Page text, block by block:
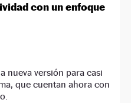
con un enfoque
nueva versión para casi
que cuentan ahora con